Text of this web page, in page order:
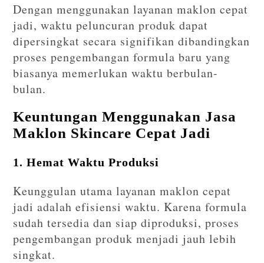
Dengan menggunakan layanan maklon cepat
jadi, waktu peluncuran produk dapat
dipersingkat secara signifikan dibandingkan
proses pengembangan formula baru yang
biasanya memerlukan waktu berbulan-
bulan.
Keuntungan Menggunakan Jasa
Maklon Skincare Cepat Jadi
1. Hemat Waktu Produksi
Keunggulan utama layanan maklon cepat
jadi adalah efisiensi waktu. Karena formula
sudah tersedia dan siap diproduksi, proses
pengembangan produk menjadi jauh lebih
singkat.